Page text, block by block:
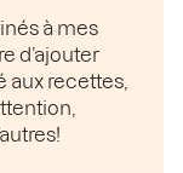
à mes
d’ajouter
aux recettes,